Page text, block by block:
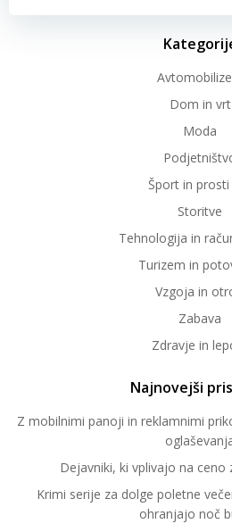
navigation
Dom in vrt
Moda
Šport in prosti
Storitve
Tehnologija in
Turizem in
Vzgoja in
Zabava
Zdravje in
Najnovejši
Z mobilnimi panoji in reklamnimi
Dejavniki, ki vplivajo na
Krimi serije za dolge poletne
ohranjajo noč